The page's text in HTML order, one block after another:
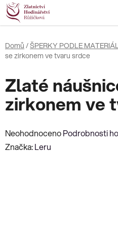
Přejít
na
obsah
Domů /ŠPERKY PODLE
se zirkonem ve tvaru srdce
Zlaté
zirkonem ve
Průměrné
hodnocení
NeohodnocenoPodrobnosti
Značka:Leru